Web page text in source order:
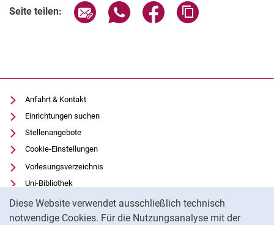
Diese Website verwendet ausschließlich technisch
notwendige Cookies. Für die Nutzungsanalyse mit der
Seite teilen: Seite über E-Mail teilen
Seite über WhatsApp teilen
Seite über Facebook
Anfahrt & Kontakt
Einrichtungen suchen
Stellenangebote
Cookie-Einstellungen
Vorlesungsverzeichnis
Uni-Bibliothek
Moodle
Panopto